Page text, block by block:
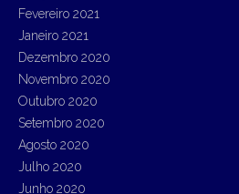
Fevereiro 2021
Janeiro 2021
Dezembro 2020
Novembro 2020
Outubro 2020
Setembro 2020
Agosto 2020
Julho 2020
Junho 2020